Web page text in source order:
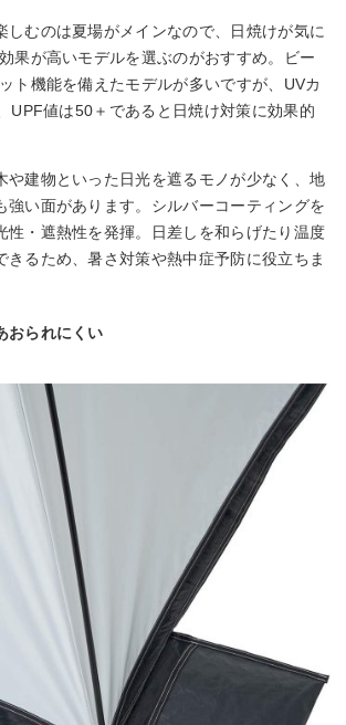
しむのは夏場がメインなので、日焼けが気に
果が高いモデルを選ぶのがおすすめ。ビー
ト機能を備えたモデルが多いですが、UVカ
UPF値は50＋であると日焼け対策に効果的
や建物といった日光を遮るモノが少なく、地
強い面があります。シルバーコーティングを
性・遮熱性を発揮。日差しを和らげたり温度
きるため、暑さ対策や熱中症予防に役立ちま
おられにくい